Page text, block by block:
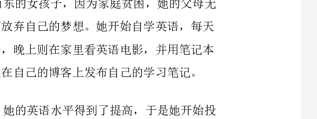
早晨五点起床练习英语口语，晚上则在家里看英语电影，并用笔记本
记录下自己不懂的单词，也在自己的博客上发布自己的学习笔记。
由于她的努力和坚持，她的英语水平得到了提高，于是她开始投
递简历，最终被一个外资企业录用，并担任客服一职。但是事情并没
的环境下，刘媛媛不断感到自卑和挫败，她甚至考虑过辞职放弃。